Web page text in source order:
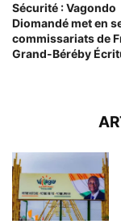
Sécurité : Vagondo
Diomandé met en
commissariats de
Grand-Béréby